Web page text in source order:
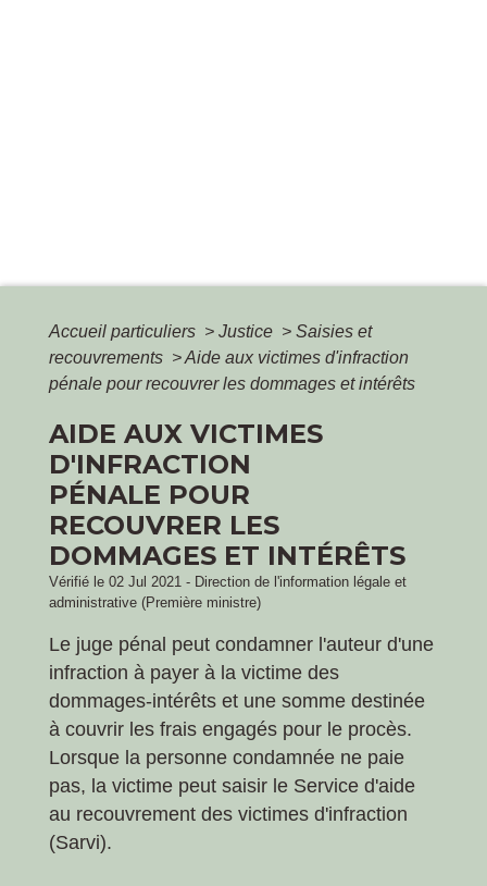
Accueil particuliers > Justice > Saisies et
recouvrements >Aide aux victimes d'infraction
pénale pour recouvrer les dommages et intérêts
AIDE AUX VICTIMES
D'INFRACTION
PÉNALE POUR
RECOUVRER LES
DOMMAGES ET INTÉRÊTS
Vérifié le 02 Jul 2021 - Direction de l'information légale et
administrative (Première ministre)
Le juge pénal peut condamner l'auteur d'une
infraction à payer à la victime des
dommages-intérêts et une somme destinée
à couvrir les frais engagés pour le procès.
Lorsque la personne condamnée ne paie
pas, la victime peut saisir le Service d'aide
au recouvrement des victimes d'infraction
(Sarvi).